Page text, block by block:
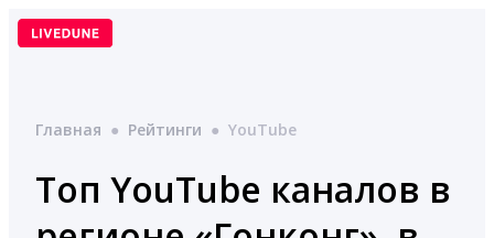
Перейти
Главная ● Рейтинги ● YouTube
Топ YouTube каналов в